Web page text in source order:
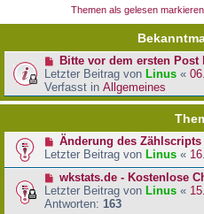
Themen als gelesen markieren
Bitte vor dem ersten
Letzter Beitrag von Linus «
Verfasst in Allgemeines
Änderung des Zählscripts
Letzter Beitrag von Linus «
wkstats.de - Kostenlose
Letzter Beitrag von Linus «
Antworten: 163